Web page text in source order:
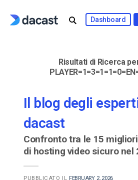
Dashboard
Risultati di Ricerca
Il blog degli
dacast
Confronto tra le 15
di hosting video sicuro nel
PUBBLICATO IL FEBRUARY 2, 2026